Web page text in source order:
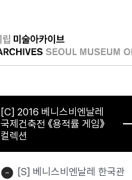
로그인
[C] 2016 베니스비엔날레
국제건축전 《용적률 게임》
컬렉션
[S] 베니스비엔날레 한국관